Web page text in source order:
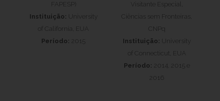
FAPESP)
Instituição: University
of California, EUA
Período: 2015
Visitante Especial,
Ciências sem Fronteiras,
CNPq
Instituição: University
of Connecticut, EUA
Período: 2014, 2015 e
2016